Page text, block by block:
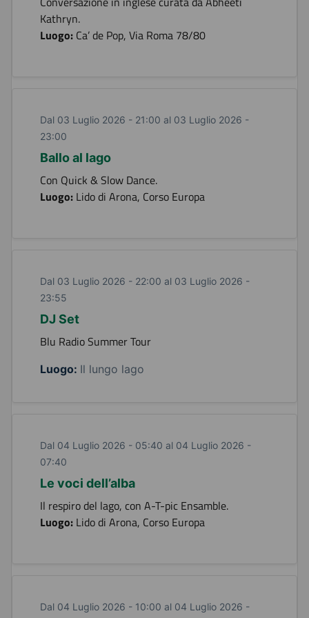
Kathryn.
Luogo: Ca’ de Pop, Via Roma 78/80
Dal 03 Luglio 2026 - 21:00 al 03 Luglio 2026 -
23:00
Ballo al lago
Con Quick & Slow Dance.
Luogo: Lido di Arona, Corso Europa
Dal 03 Luglio 2026 - 22:00 al 03 Luglio 2026 -
23:55
DJ Set
Blu Radio Summer Tour
Luogo: Il lungo lago
Dal 04 Luglio 2026 - 05:40 al 04 Luglio 2026 -
07:40
Le voci dell’alba
Il respiro del lago, con A-T-pic Ensamble.
Luogo: Lido di Arona, Corso Europa
Dal 04 Luglio 2026 - 10:00 al 04 Luglio 2026 -